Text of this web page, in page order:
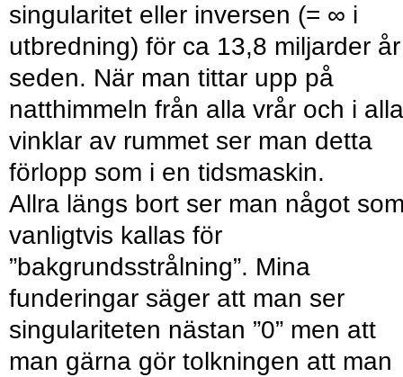
singularitet eller inversen (= ∞ i
utbredning) för ca 13,8 miljarder år
seden. När man tittar upp på
natthimmeln från alla vrår och i alla
vinklar av rummet ser man detta
förlopp som i en tidsmaskin.
Allra längs bort ser man något
vanligtvis kallas för
”bakgrundsstrålning”. Mina
funderingar säger att man ser
singulariteten nästan ”0” men att
man gärna gör tolkningen att man